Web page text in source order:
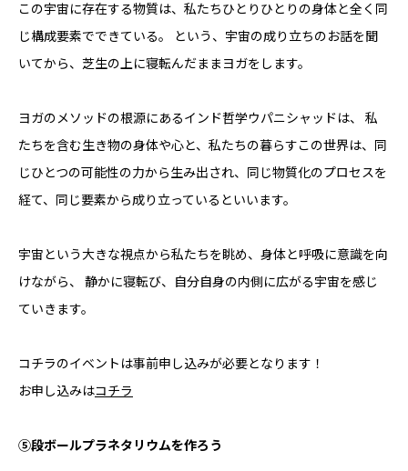
この宇宙に存在する物質は、私たちひとりひとりの身体と全く同
じ構成要素でできている。 という、宇宙の成り立ちのお話を聞
いてから、芝生の上に寝転んだままヨガをします。
ヨガのメソッドの根源にあるインド哲学ウパニシャッドは、 私
たちを含む生き物の身体や心と、私たちの暮らすこの世界は、同
じひとつの可能性の力から生み出され、同じ物質化のプロセスを
経て、同じ要素から成り立っているといいます。
宇宙という大きな視点から私たちを眺め、身体と呼吸に意識を向
けながら、 静かに寝転び、自分自身の内側に広がる宇宙を感じ
ていきます。
コチラのイベントは事前申し込みが必要となります！
お申し込みはコチラ
⑤段ボールプラネタリウムを作ろう